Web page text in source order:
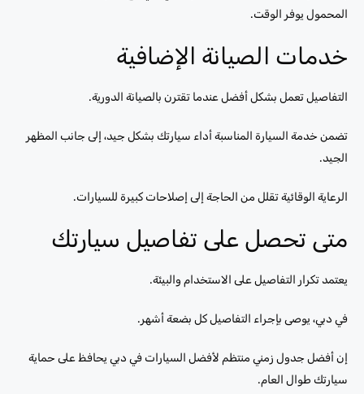
المحمول يوفر الوقت.
خدمات الصيانة الإضافية
التفاصيل تعمل بشكل أفضل عندما تقترن بالصيانة الدورية.
تضمن خدمة السيارة المناسبة أداء سيارتك بشكل جيد، إلى جانب المظهر
الجيد.
الرعاية الوقائية تقلل من الحاجة إلى إصلاحات كبيرة للسيارات.
متى تحصل على تفاصيل سيارتك
يعتمد تكرار التفاصيل على الاستخدام والبيئة.
في دبي، يوصى بإجراء التفاصيل كل بضعة أشهر.
إن أفضل جدول زمني منتظم لأفضل السيارات في دبي يحافظ على حماية
سيارتك طوال العام.